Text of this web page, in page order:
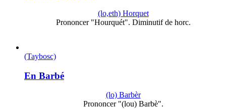
(lo,eth) Horquet
Prononcer "Hourquét". Diminutif de horc.
(Taybosc)
En Barbé
(lo) Barbèr
Prononcer "(lou) Barbè".